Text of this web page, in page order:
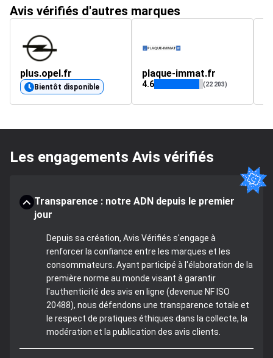
Avis vérifiés d'autres marques
plus.opel.fr
Bientôt disponible
plaque-immat.fr
4.6 (22 203)
Les engagements Avis vérifiés
Transparence : notre ADN depuis le premier
jour
Depuis sa création, Avis Vérifiés s'engage à
renforcer la confiance entre les marques et les
consommateurs. Ayant participé à l'élaboration de la
première norme au monde visant à garantir
l'authenticité des avis en ligne (devenue NF ISO
20488), nous défendons une transparence totale et
le respect de pratiques éthiques dans la collecte, la
modération et la publication des avis clients.